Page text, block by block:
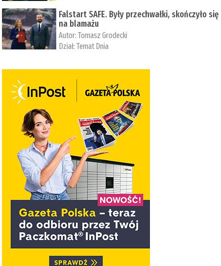
Falstart SAFE. Były przechwałki, skończyło się
na blamażu
Autor:Tomasz Grodecki
Dział:Temat Dnia